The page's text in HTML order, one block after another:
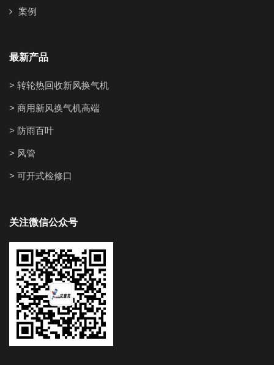
案例
最新产品
> 转轮热回收新风换气机
> 商用新风换气机高端
> 防雨百叶
> 风管
> 可开式检修口
关注微信公众号